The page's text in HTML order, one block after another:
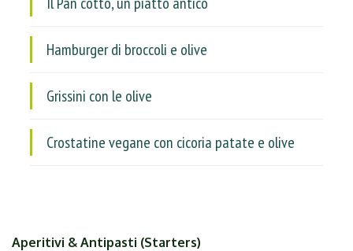
Hamburger di broccoli e olive
Grissini con le olive
Crostatine vegane con cicoria patate e olive
Aperitivi & Antipasti (Starters)